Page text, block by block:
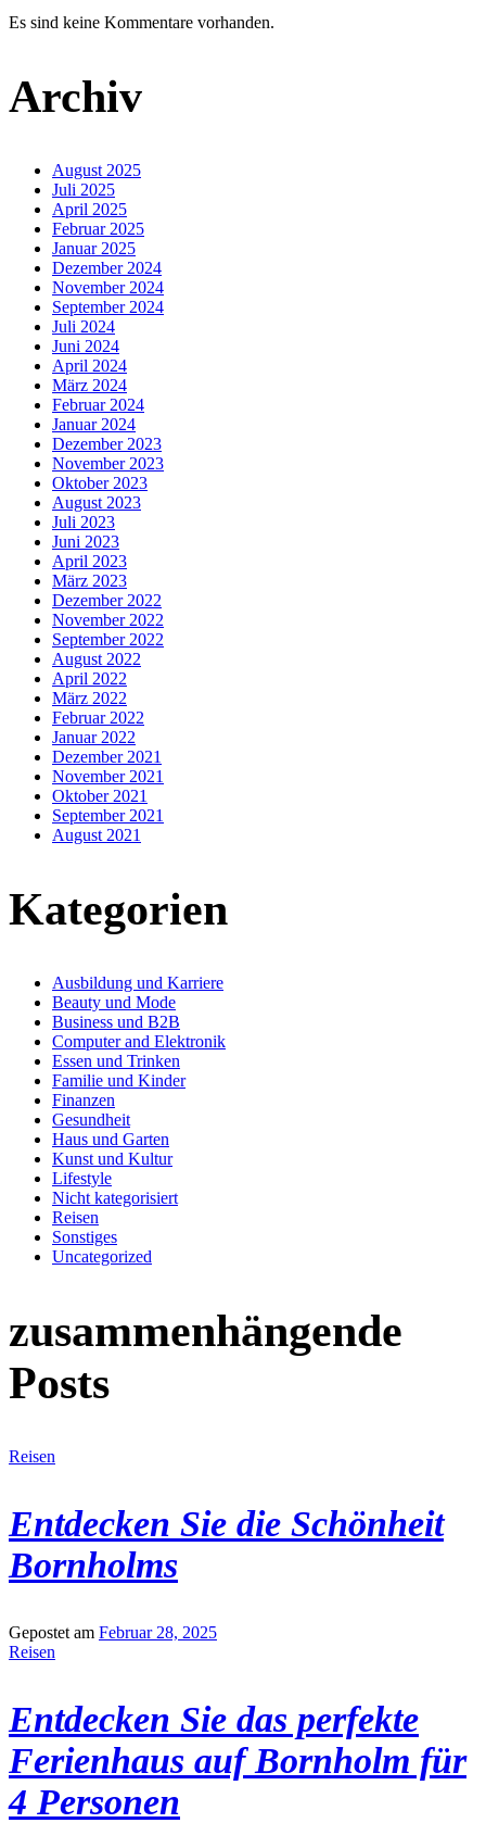
Es sind keine Kommentare vorhanden.
Archiv
August 2025
Juli 2025
April 2025
Februar 2025
Januar 2025
Dezember 2024
November 2024
September 2024
Juli 2024
Juni 2024
April 2024
März 2024
Februar 2024
Januar 2024
Dezember 2023
November 2023
Oktober 2023
August 2023
Juli 2023
Juni 2023
April 2023
März 2023
Dezember 2022
November 2022
September 2022
August 2022
April 2022
März 2022
Februar 2022
Januar 2022
Dezember 2021
November 2021
Oktober 2021
September 2021
August 2021
Kategorien
Ausbildung und Karriere
Beauty und Mode
Business und B2B
Computer and Elektronik
Essen und Trinken
Familie und Kinder
Finanzen
Gesundheit
Haus und Garten
Kunst und Kultur
Lifestyle
Nicht kategorisiert
Reisen
Sonstiges
Uncategorized
zusammenhängende
Posts
Reisen
Entdecken Sie die Schönheit
Bornholms
Gepostet am Februar 28, 2025
Reisen
Entdecken Sie das perfekte
Ferienhaus auf Bornholm für
4 Personen